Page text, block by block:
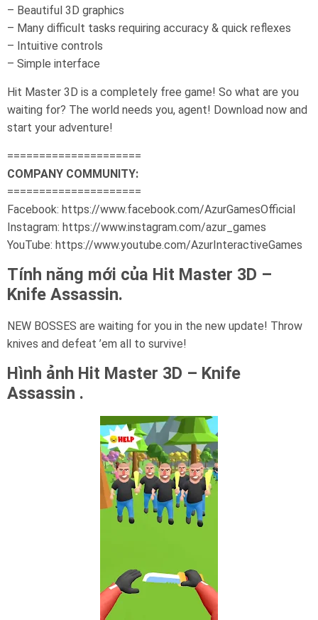
– Beautiful 3D graphics
– Many difficult tasks requiring accuracy & quick reflexes
– Intuitive controls
– Simple interface
Hit Master 3D is a completely free game! So what are you
waiting for? The world needs you, agent! Download now and
start your adventure!
=====================
COMPANY COMMUNITY:
=====================
Facebook: https://www.facebook.com/AzurGamesOfficial
Instagram: https://www.instagram.com/azur_games
YouTube: https://www.youtube.com/AzurInteractiveGames
Tính năng mới của Hit Master 3D –
Knife Assassin.
NEW BOSSES are waiting for you in the new update! Throw
knives and defeat ’em all to survive!
Hình ảnh Hit Master 3D – Knife
Assassin .